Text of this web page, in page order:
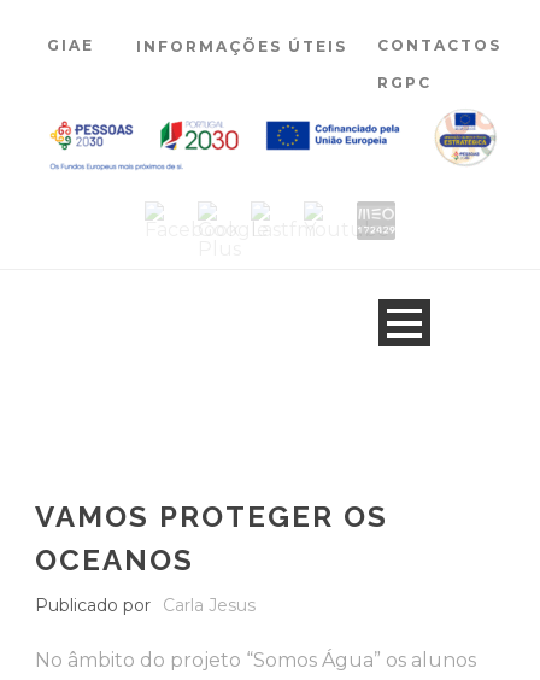
GIAE INFORMAÇÕES ÚTEIS CONTACTOS
RGPC
VAMOS PROTEGER OS
OCEANOS
Publicado por Carla Jesus
No âmbito do projeto “Somos Água” os alunos